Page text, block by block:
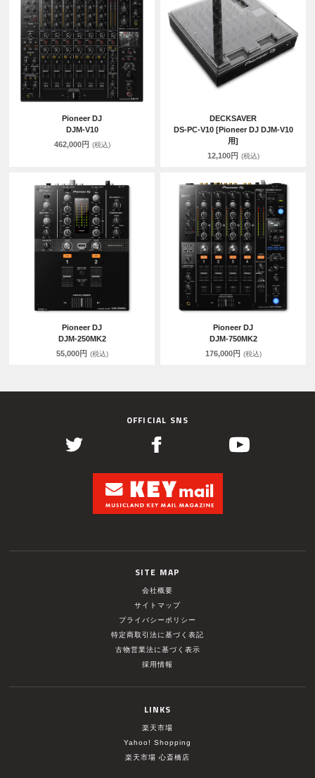
Pioneer DJ
DJM-V10
462,000円 (税込)
DECKSAVER
DS-PC-V10 [Pioneer DJ DJM-V10
用]
12,100円 (税込)
Pioneer DJ
DJM-250MK2
55,000円 (税込)
Pioneer DJ
DJM-750MK2
176,000円 (税込)
OFFICIAL SNS
SITE MAP
会社概要
サイトマップ
プライバシーポリシー
特定商取引法に基づく表記
古物営業法に基づく表示
採用情報
LINKS
楽天市場
Yahoo! Shopping
楽天市場 心斎橋店